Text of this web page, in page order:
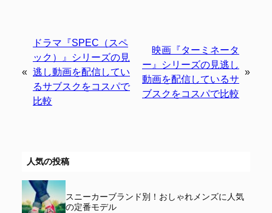
«
ドラマ『SPEC（スペ
ック）』シリーズの見
逃し動画を配信してい
るサブスクをコスパで
比較
映画『ターミネータ
ー』シリーズの見逃し
動画を配信しているサ
ブスクをコスパで比較
»
人気の投稿
スニーカーブランド別！おしゃれメンズに人気
の定番モデル